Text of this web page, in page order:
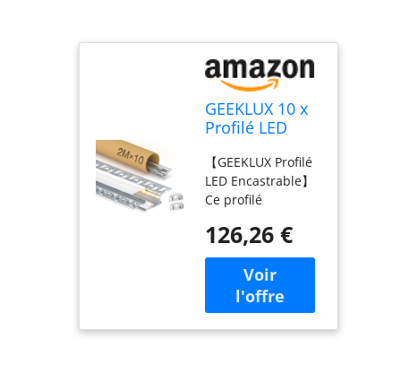
GEEKLUX 10 x
Profilé LED
m (Total 20 m)
Profilés en
Aluminium
LED, Largeur
jusqu'à 20 mm
ou Deux
Rubbans LED,
Dimensions :
61.8 x 13.8
【GEEKLUX Profilé
LED Encastrable】
Ce profilé
ruban LED est
fabriqué en
aluminium anodisé
de haute qualité et
est équipé d'un
diffuseur LED de
126,26 €